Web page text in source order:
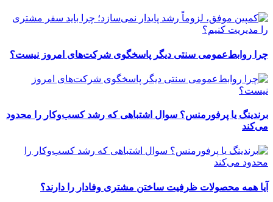
چرا روابط‌عمومی سنتی دیگر پاسخگوی شرکت‌های امروز نیست؟
برندینگ یا پرفورمنس؟ سوال اشتباهی که رشد کسب‌وکار را محدود
می‌کند
آیا همه محصولات ظرفیت ساختن مشتری وفادار را دارند؟